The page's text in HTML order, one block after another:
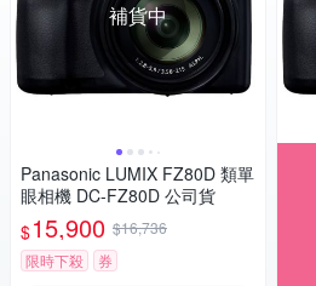
補貨中
Panasonic LUMIX FZ80D 類單
眼相機 DC-FZ80D 公司貨
$15,900 $16,736
限時下殺
券